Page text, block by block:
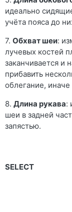
идеально
учёта пояса до
7. Обхват шеи:
лучевых костей
заканчивается и
прибавить
облегание,
8. Длина рукава:
шеи в задней
запястью.
SELECT